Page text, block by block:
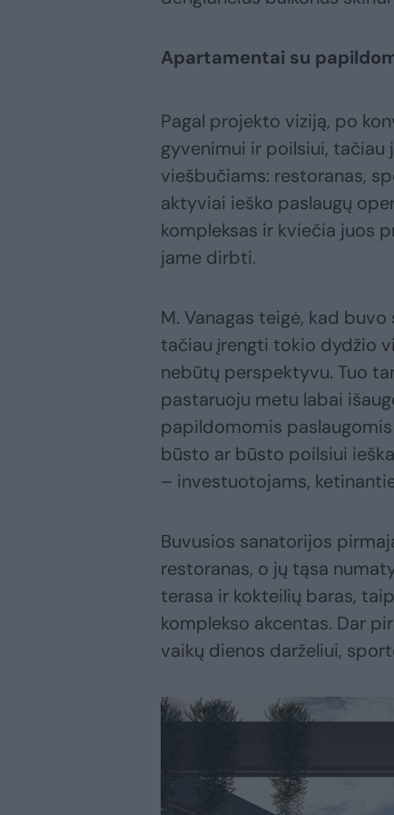
Apartamentai su
Pagal projekto viziją, po
gyvenimui ir poilsiui, tačiau
viešbučiams: restoranas,
aktyviai ieško paslaugų
kompleksas ir kviečia juos
jame dirbti.
M. Vanagas teigė, kad
tačiau įrengti tokio dydžio
nebūtų perspektyvu. Tuo
pastaruoju metu labai
papildomomis
būsto ar būsto poilsiui
– investuotojams,
Buvusios sanatorijos
restoranas, o jų tąsa
terasa ir kokteilių baras,
komplekso akcentas. Dar
vaikų dienos darželiui,